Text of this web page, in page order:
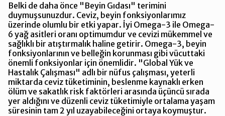
Belki de daha önce "Beyin Gıdası" terimini
duymuşsunuzdur. Ceviz, beyin fonksiyonlarımız
üzerinde olumlu bir etki yapar. İyi Omega-3 ile Omega-
6 yağ asitleri oranı optimumdur ve cevizi mükemmel ve
sağlıklı bir atıştırmalık haline getirir. Omega-3, beyin
fonksiyonlarının ve belleğin korunması gibi vücuttaki
önemli fonksiyonlar için önemlidir. "Global Yük ve
Hastalık Çalışması" adlı bir nüfus çalışması, yeterli
miktarda ceviz tüketiminin, beslenme kaynaklı erken
ölüm ve sakatlık risk faktörleri arasında üçüncü sırada
yer aldığını ve düzenli ceviz tüketimiyle ortalama yaşam
süresinin tam 2 yıl uzayabileceğini ortaya koymuştur.